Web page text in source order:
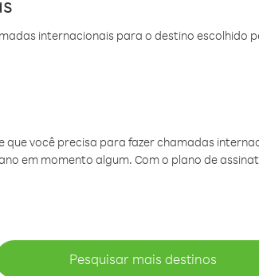
internacionais para o destino escolhido
você precisa para fazer chamadas
em momento algum. Com o plano de
Pesquisar mais destinos